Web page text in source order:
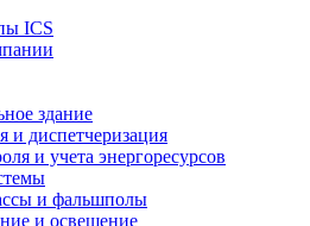
ICS
здание
и диспетчеризация
и учета энергоресурсов
и фальшполы
и освещение